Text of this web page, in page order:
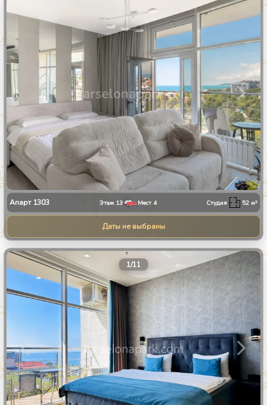
/30
Апарт 1303 Этаж 13 Мест 4 Студия 52 м²
Даты не выбраны
1/11